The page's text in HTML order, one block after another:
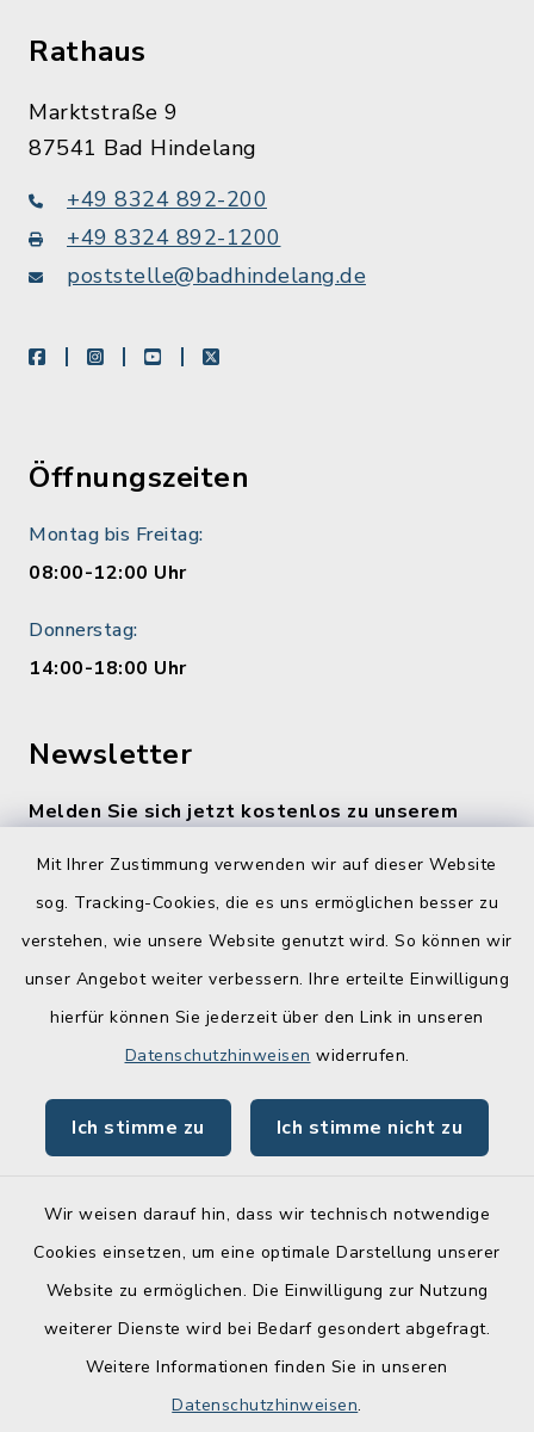
Mit Ihrer Zustimmung verwenden wir auf dieser Website
sog. Tracking-Cookies, die es uns ermöglichen besser zu
verstehen, wie unsere Website genutzt wird. So können wir
unser Angebot weiter verbessern. Ihre erteilte Einwilligung
hierfür können Sie jederzeit über den Link in unseren
Datenschutzhinweisen widerrufen.
Ich stimme zu Ich stimme nicht zu
Wir weisen darauf hin, dass wir technisch notwendige
Cookies einsetzen, um eine optimale Darstellung unserer
Website zu ermöglichen. Die Einwilligung zur Nutzung
weiterer Dienste wird bei Bedarf gesondert abgefragt.
Weitere Informationen finden Sie in unseren
Datenschutzhinweisen.
Rathaus
Marktstraße 9
87541 Bad Hindelang
+49 8324 892-200
+49 8324 892-1200
poststelle@badhindelang.de
facebookinstagramyoutubeX
Öffnungszeiten
Montag bis Freitag:
08:00-12:00 Uhr
Donnerstag:
14:00-18:00 Uhr
Newsletter
Melden Sie sich jetzt kostenlos zu unserem
Quicklinks
Lebenslagen
Online-Service
Barrierefreiheit